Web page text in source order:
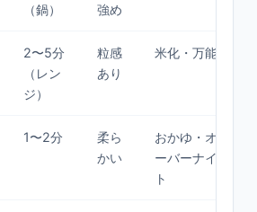
（鍋）
強め
2〜5分
（レン
ジ）
粒感
あり
米化・万能
1〜2分
柔ら
かい
おかゆ・オ
ーバーナイ
ト